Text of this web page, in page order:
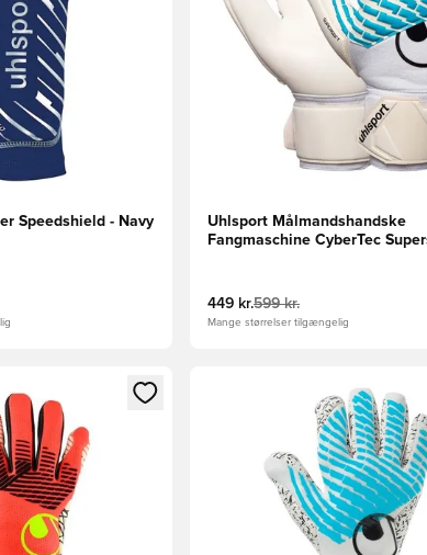
Speedshield - Navy
Uhlsport Målmandshandske
Fangmaschine CyberTec
449 kr.599 kr.
Mange størrelser tilgængelig
at logge ind eller tilmelde dig som medlem
Åbner en Modal til at logge